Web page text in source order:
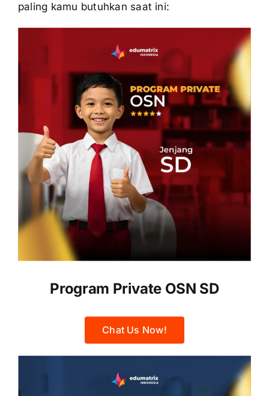
paling kamu butuhkan saat ini:
Program Private OSN SD
Chat Us Now!